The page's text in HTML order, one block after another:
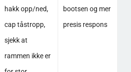
hakk opp/ned,
cap tåstropp,
sjekk at
rammen ikke er
bootsen og mer
presis respons